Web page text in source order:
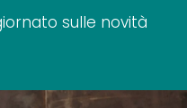
sulle novità